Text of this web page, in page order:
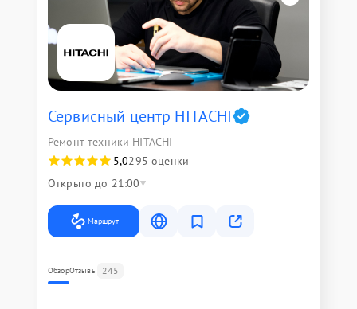
Сервисный центр HITACHI
Ремонт техники HITACHI
5,0295 оценки
Открыто до 21:00
Маршрут
ОбзорОтзывы 245